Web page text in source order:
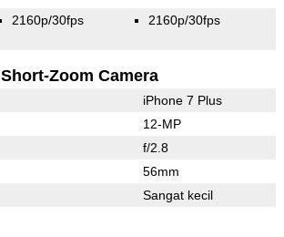
2160p/30fps 2160p/30fps
Short-Zoom Camera
iPhone 7 Plus
12-MP
f/2.8
56mm
Sangat kecil